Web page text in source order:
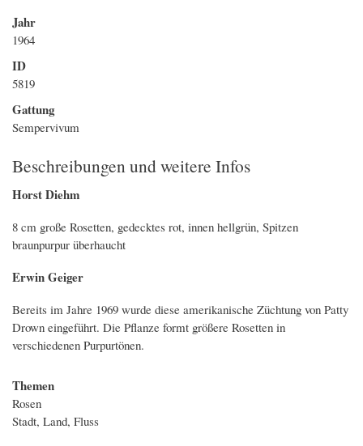
Jahr
1964
ID
5819
Gattung
Sempervivum
Beschreibungen und weitere Infos
Horst Diehm
8 cm große Rosetten, gedecktes rot, innen hellgrün, Spitzen
braunpurpur überhaucht
Erwin Geiger
Bereits im Jahre 1969 wurde diese amerikanische Züchtung von Patty
Drown eingeführt. Die Pflanze formt größere Rosetten in
verschiedenen Purpurtönen.
Themen
Rosen
Stadt, Land, Fluss